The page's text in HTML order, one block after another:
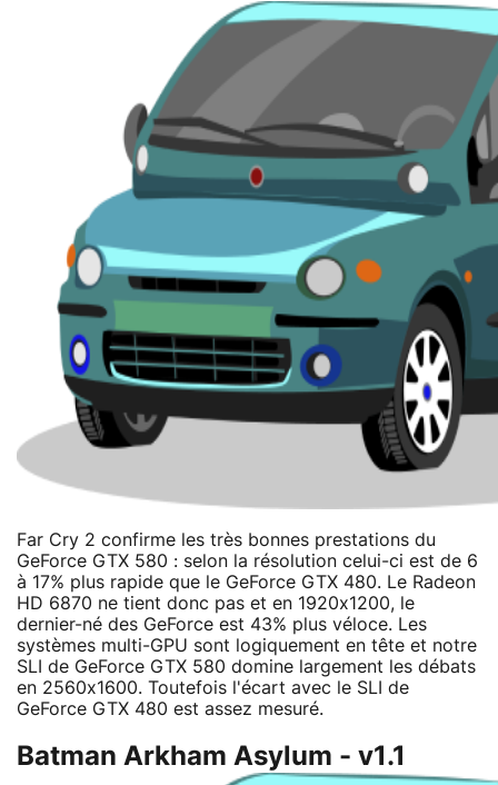
Far Cry 2 confirme les très bonnes prestations du
GeForce GTX 580 : selon la résolution celui-ci est de 6
à 17% plus rapide que le GeForce GTX 480. Le Radeon
HD 6870 ne tient donc pas et en 1920x1200, le
dernier-né des GeForce est 43% plus véloce. Les
systèmes multi-GPU sont logiquement en tête et notre
SLI de GeForce GTX 580 domine largement les débats
en 2560x1600. Toutefois l'écart avec le SLI de
GeForce GTX 480 est assez mesuré.
Batman Arkham Asylum - v1.1